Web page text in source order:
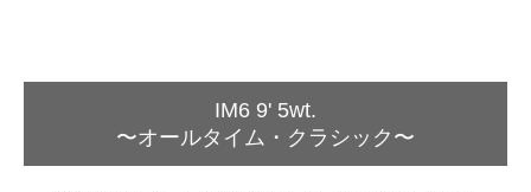
IM6 9' 5wt.
〜オールタイム・クラシック〜